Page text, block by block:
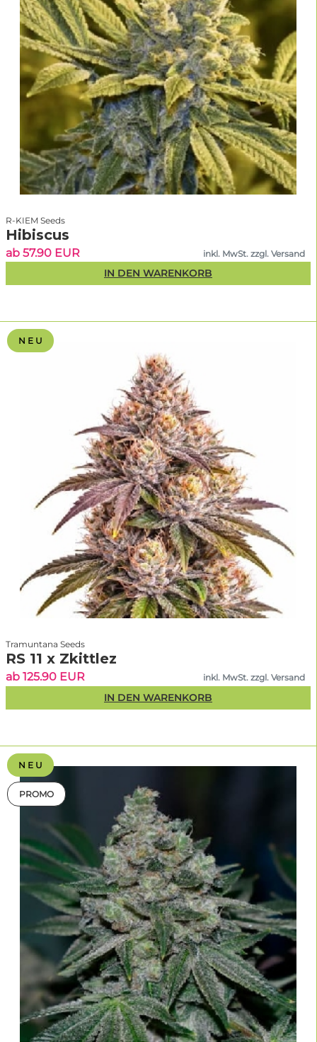
R-KIEM Seeds
Hibiscus
ab 57.90 EUR inkl. MwSt. zzgl. Versand
IN DEN WARENKORB
N E U
Tramuntana Seeds
RS 11 x Zkittlez
ab 125.90 EUR inkl. MwSt. zzgl. Versand
IN DEN WARENKORB
N E U
PROMO